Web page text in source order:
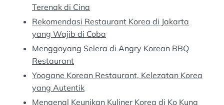
Terenak di Cina
Rekomendasi Restaurant Korea di Jakarta
yang Wajib di Coba
Menggoyang Selera di Angry Korean BBQ
Restaurant
Yoogane Korean Restaurant, Kelezatan Korea
yang Autentik
Mengenal Keunikan Kuliner Korea di Ko Kung